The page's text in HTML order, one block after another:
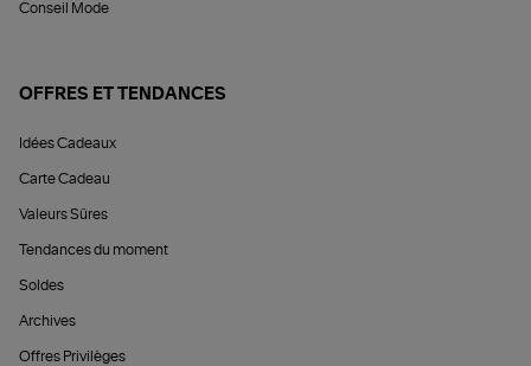
Conseil Mode
OFFRES ET TENDANCES
Idées Cadeaux
Carte Cadeau
Valeurs Sûres
Tendances du moment
Soldes
Archives
Offres Privilèges